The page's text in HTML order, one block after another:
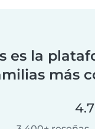
es la
más